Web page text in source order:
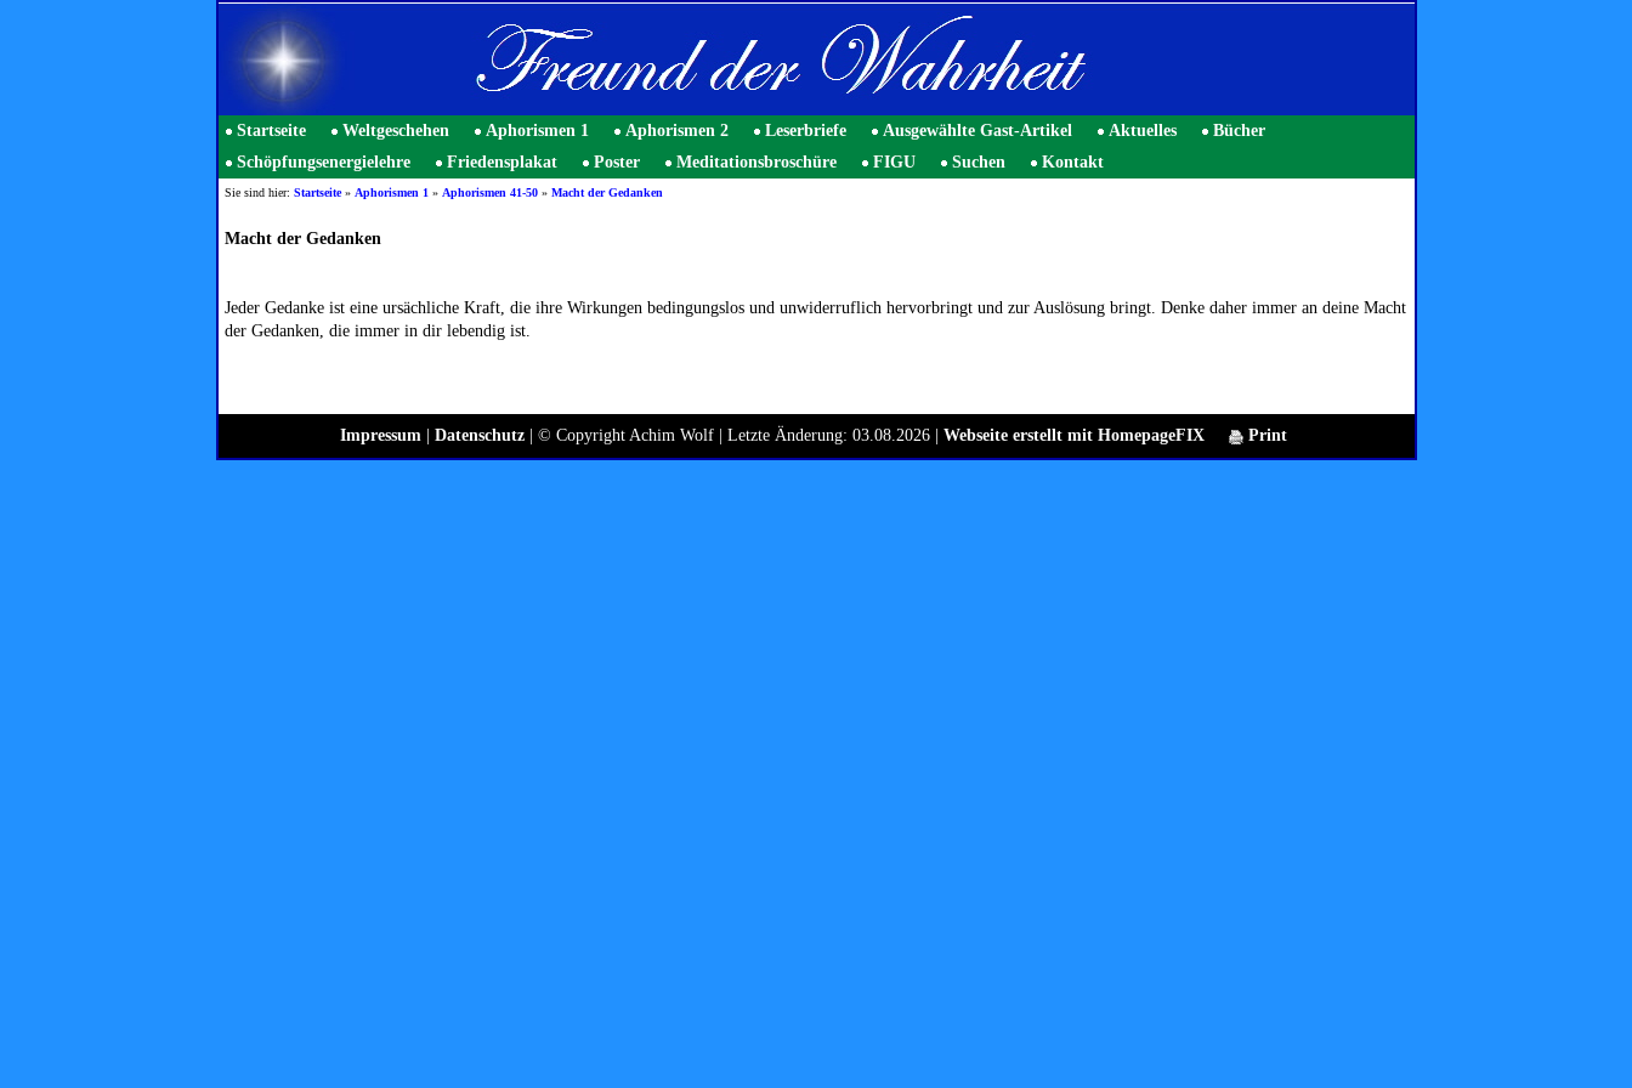
Startseite Weltgeschehen Aphorismen 1 Aphorismen 2 Leserbriefe Ausgewählte Gast-Artikel Aktuelles
Bücher
Schöpfungsenergielehre
Friedensplakat Poster Meditationsbroschüre FIGU Suchen Kontakt
Sie sind hier: Startseite» Aphorismen 1 » Aphorismen 41-50» Macht der Gedanken
Macht der Gedanken
Jeder Gedanke ist eine ursächliche Kraft, die ihre Wirkungen bedingungslos und unwiderruflich hervorbringt und zur Auslösung bringt. Denke daher immer an deine Macht
der Gedanken, die immer in dir lebendig ist.
Impressum Datenschutz | © Copyright Achim Wolf | Letzte Änderung: 03.08.2026 | Webseite erstellt mit HomepageFIX Print